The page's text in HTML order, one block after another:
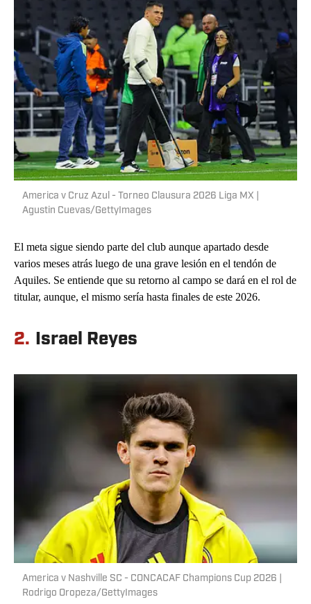
America v Cruz Azul - Torneo Clausura 2026 Liga MX |
Agustin Cuevas/GettyImages
El meta sigue siendo parte del club aunque apartado desde
varios meses atrás luego de una grave lesión en el tendón de
Aquiles. Se entiende que su retorno al campo se dará en el rol de
titular, aunque, el mismo sería hasta finales de este 2026.
2. Israel Reyes
America v Nashville SC - CONCACAF Champions Cup 2026 |
Rodrigo Oropeza/GettyImages